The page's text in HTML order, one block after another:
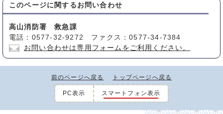
このページに関する お問い合わせ
高山消防署 救急課
電話：0577-32-9272 ファクス：0577-34-7384
お問い合わせは専用フォームをご利用ください。
前のページへ戻る トップページへ戻る
PC表示 スマートフォン表示